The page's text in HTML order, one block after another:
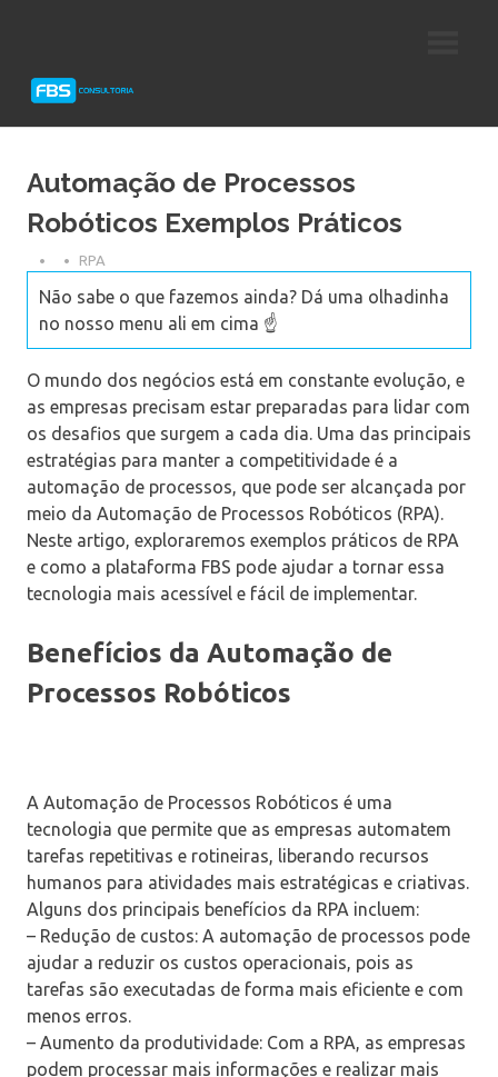
Protheus
Automação de Processos
Robóticos Exemplos Práticos
RPA
Não sabe o que fazemos ainda? Dá uma olhadinha
no nosso menu ali em cima ☝️
O mundo dos negócios está em constante evolução, e
as empresas precisam estar preparadas para lidar com
os desafios que surgem a cada dia. Uma das principais
estratégias para manter a competitividade é a
automação de processos, que pode ser alcançada por
meio da Automação de Processos Robóticos (RPA).
Neste artigo, exploraremos exemplos práticos de RPA
e como a plataforma FBS pode ajudar a tornar essa
tecnologia mais acessível e fácil de implementar.
Benefícios da Automação de
Processos Robóticos
A Automação de Processos Robóticos é uma
tecnologia que permite que as empresas automatem
tarefas repetitivas e rotineiras, liberando recursos
humanos para atividades mais estratégicas e criativas.
Alguns dos principais benefícios da RPA incluem:
– Redução de custos: A automação de processos pode
ajudar a reduzir os custos operacionais, pois as
tarefas são executadas de forma mais eficiente e com
menos erros.
– Aumento da produtividade: Com a RPA, as empresas
podem processar mais informações e realizar mais